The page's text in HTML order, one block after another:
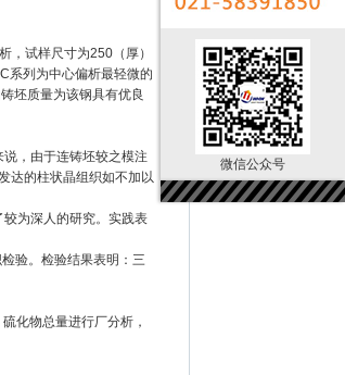
，试样尺寸为250（厚）
系列为中心偏析最轻微的
坯质量为该钢具有优良
，由于连铸坯较之模注
达的柱状晶组织如不加以
为深人的研究。实践表
验。检验结果表明：三
化物总量进行厂分析，
微信公众号